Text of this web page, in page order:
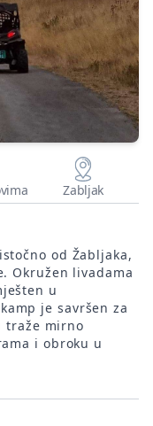
Zabljak
od Žabljaka,
Okružen livadama
u
je savršen za
mirno
i obroku u